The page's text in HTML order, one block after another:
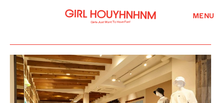
MENU